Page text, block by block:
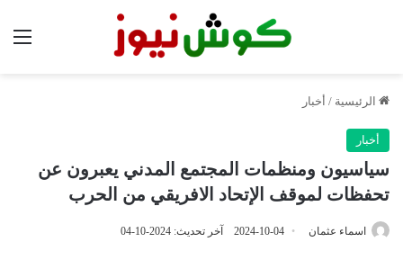
الرئيسية / أخبار
أخبار
سياسيون ومنظمات المجتمع المدني يعبرون عن
تحفظات لموقف الإتحاد الافريقي من الحرب
اسماء عثمان 2024-10-04 آخر تحديث: 2024-10-04